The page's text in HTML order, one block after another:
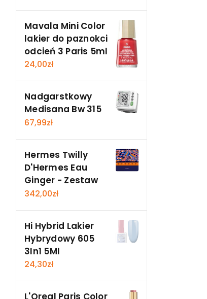
Mavala Mini Color
lakier do paznokci
odcień 3 Paris 5ml
24,00zł
Nadgarstkowy
Medisana Bw 315
67,99zł
Hermes Twilly
D'Hermes Eau
Ginger - Zestaw
342,00zł
Hi Hybrid Lakier
Hybrydowy 605
3In1 5Ml
24,30zł
L'Oreal Paris Color